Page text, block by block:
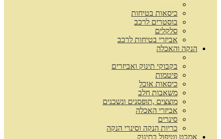
כיסאות בטיחות
בוסטרים לרכב
סלקלים
אביזרי בטיחות לרכב
הנקה והאכלה
בקבוקי תינוק ואביזרים
פיטמות
כיסאות אוכל
משאבות חלב
מוצצים ,תופסנים ונשכנים
אביזרי האכלה
סינרים
כריות הנקה וסינרי הנקה
אמבט וטיפול בתינוק